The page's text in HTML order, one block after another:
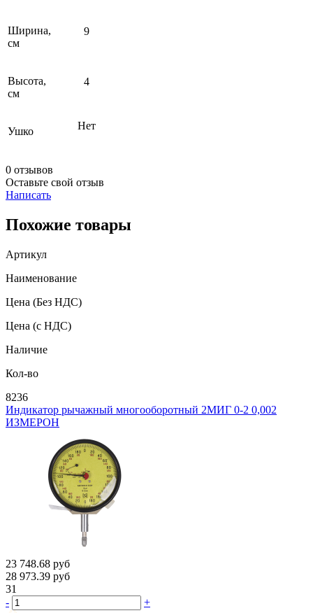
Ширина,
см
9
Высота,
см
4
Ушко Нет
0 отзывов
Оставьте свой отзыв
Написать
Похожие товары
Артикул
Наименование
Цена (Без НДС)
Цена (с НДС)
Наличие
Кол-во
8236
Индикатор рычажный многооборотный 2МИГ 0-2 0,002
ИЗМЕРОН
23 748.68 руб
28 973.39 руб
31
-
+